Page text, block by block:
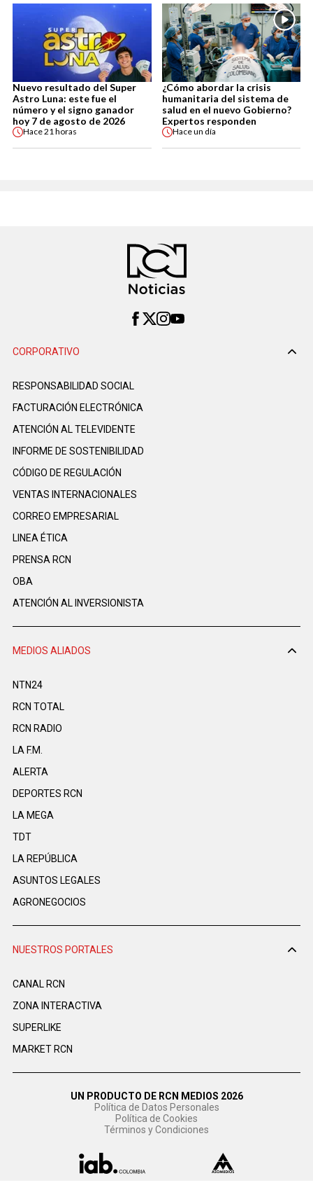
Nuevo resultado del Super
Astro Luna: este fue el
número y el signo ganador
hoy 7 de agosto de 2026
Hace21 horas
¿Cómo abordar la crisis
humanitaria del sistema de
salud en el nuevo Gobierno?
Expertos responden
Haceun día
CORPORATIVO
RESPONSABILIDAD SOCIAL
FACTURACIÓN ELECTRÓNICA
ATENCIÓN AL TELEVIDENTE
INFORME DE SOSTENIBILIDAD
CÓDIGO DE REGULACIÓN
VENTAS INTERNACIONALES
CORREO EMPRESARIAL
LINEA ÉTICA
PRENSA RCN
OBA
ATENCIÓN AL INVERSIONISTA
MEDIOS ALIADOS
NTN24
RCN TOTAL
RCN RADIO
LA F.M.
ALERTA
DEPORTES RCN
LA MEGA
TDT
LA REPÚBLICA
ASUNTOS LEGALES
AGRONEGOCIOS
NUESTROS PORTALES
CANAL RCN
ZONA INTERACTIVA
SUPERLIKE
MARKET RCN
UN PRODUCTO DE RCN MEDIOS 2026
Política de Datos Personales
Política de Cookies
Términos y Condiciones